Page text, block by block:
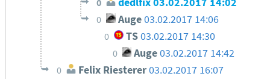
0 Auge03.02.2017 14:06
0 TS03.02.2017 14:30
0 Auge03.02.2017 14:42
0 Felix Riesterer03.02.2017 16:07